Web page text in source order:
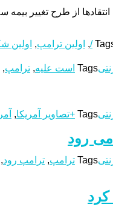
از طرح تغییر
/
, اولین ترامپ, اولین
Tags است علیه, ترامپ,
Tags +تصاویر آمریکا,
رود
Tags ترامپ, ترامپ رود,